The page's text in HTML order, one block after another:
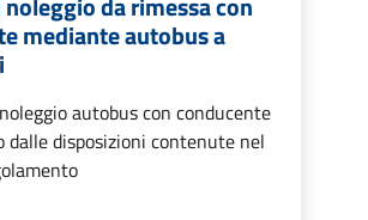
mediante autobus a
autobus con conducente
dalle disposizioni contenute nel